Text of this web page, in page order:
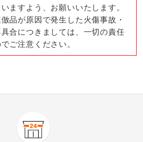
ますよう、お願いいたします。
品が原因で発生した火傷事故・
合につきましては、一切の責任
ご注意ください。